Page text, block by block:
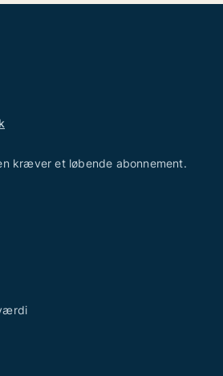
kræver et løbende abonnement.